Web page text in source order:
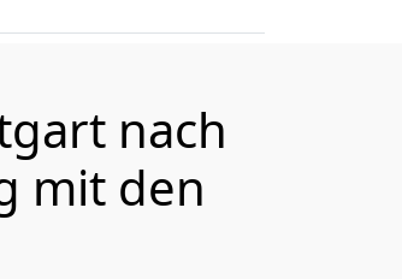
nach
mit den